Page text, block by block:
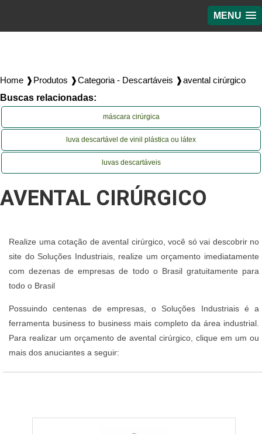
MENU
Home ❱ Produtos ❱Categoria - Descartáveis ❱avental cirúrgico
Buscas relacionadas:
máscara cirúrgica
luva descartável de vinil plástica ou látex
luvas descartáveis
AVENTAL CIRÚRGICO
Realize uma cotação de avental cirúrgico, você só vai descobrir no
site do Soluções Industriais, realize um orçamento imediatamente
com dezenas de empresas de todo o Brasil gratuitamente para
todo o Brasil
Possuindo centenas de empresas, o Soluções Industriais é a
ferramenta business to business mais completo da área industrial.
Para realizar um orçamento de avental cirúrgico, clique em um ou
mais dos anuciantes a seguir: